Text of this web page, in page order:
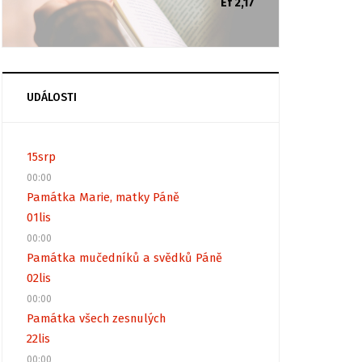
Ef 2,17
UDÁLOSTI
15srp
00:00
Památka Marie, matky Páně
01lis
00:00
Památka mučedníků a svědků Páně
02lis
00:00
Památka všech zesnulých
22lis
00:00